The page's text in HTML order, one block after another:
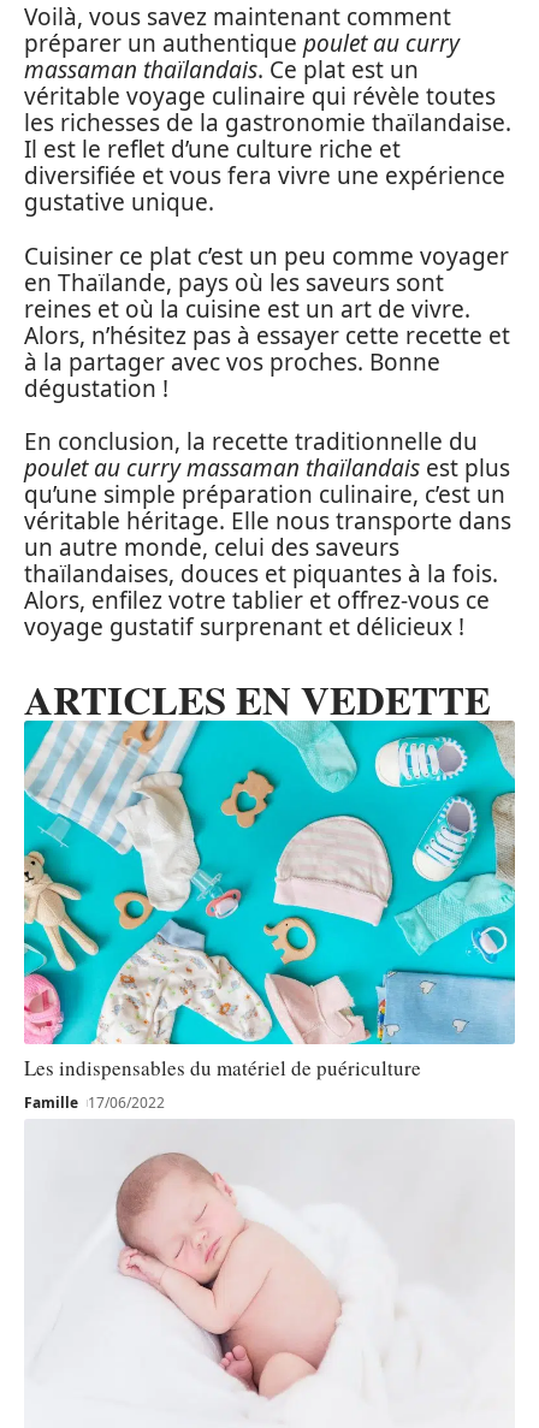
Voilà, vous savez maintenant comment
préparer un authentique poulet au curry
massaman thaïlandais. Ce plat est un
véritable voyage culinaire qui révèle toutes
les richesses de la gastronomie thaïlandaise.
Il est le reflet d’une culture riche et
diversifiée et vous fera vivre une expérience
gustative unique.
Cuisiner ce plat c’est un peu comme voyager
en Thaïlande, pays où les saveurs sont
reines et où la cuisine est un art de vivre.
Alors, n’hésitez pas à essayer cette recette et
à la partager avec vos proches. Bonne
dégustation !
En conclusion, la recette traditionnelle du
poulet au curry massaman thaïlandais est plus
qu’une simple préparation culinaire, c’est un
véritable héritage. Elle nous transporte dans
un autre monde, celui des saveurs
thaïlandaises, douces et piquantes à la fois.
Alors, enfilez votre tablier et offrez-vous ce
voyage gustatif surprenant et délicieux !
ARTICLES EN VEDETTE
Les indispensables du matériel de puériculture
Famille 17/06/2022